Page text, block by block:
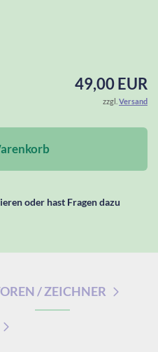
49,00 EUR
zzgl. Versand
oder hast Fragen dazu
/ ZEICHNER